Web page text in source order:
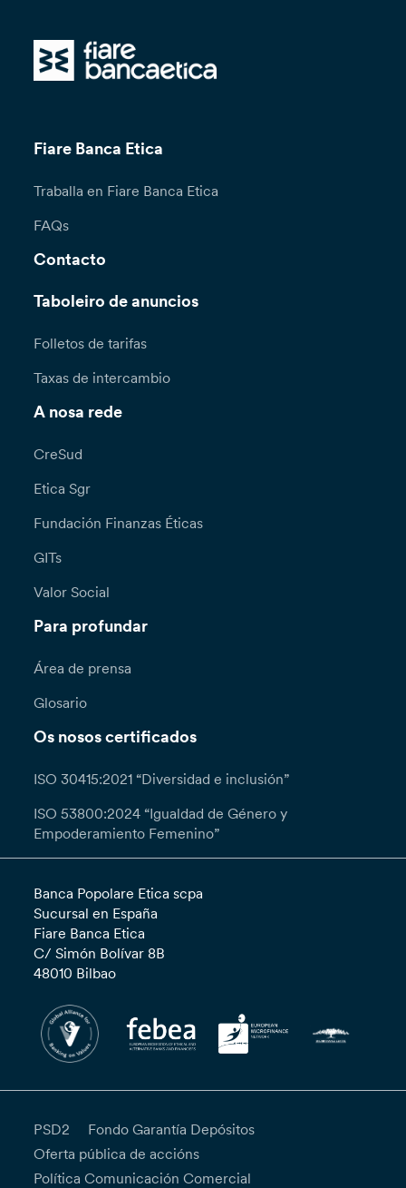
Fiare Banca Etica
Traballa en Fiare Banca Etica
FAQs
Contacto
Taboleiro de anuncios
Folletos de tarifas
Taxas de intercambio
A nosa rede
CreSud
Etica Sgr
Fundación Finanzas Éticas
GITs
Valor Social
Para profundar
Área de prensa
Glosario
Os nosos certificados
ISO 30415:2021 “Diversidad e inclusión”
ISO 53800:2024 “Igualdad de Género y
Empoderamiento Femenino”
Banca Popolare Etica scpa
Sucursal en España
Fiare Banca Etica
C/ Simón Bolívar 8B
48010 Bilbao
PSD2
Fondo Garantía Depósitos
Oferta pública de accións
Política Comunicación Comercial